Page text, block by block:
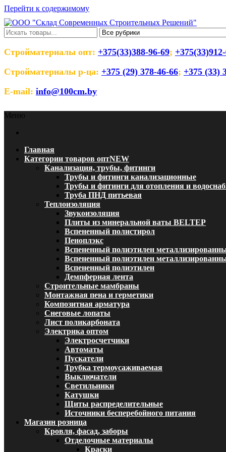
Перейти к содержимому
ООО "Склад Современных
Оптовый магазин строительных материалов
Стройматериалы опт: +375(33)388-96-69;
Стройматериалы р-ца: +375 (29) 378-46-66; +375 (33)
E-mail: info@100cm.by
Меню
Главная
Категории товаров оптNEW
Канализация, трубы, фитинги
Трубы и фитинги канализационные
Трубы и фитинги для отопления и
Труба ПНД питьевая
Теплоизоляция
Звукоизоляция
Плиты из минеральной ваты BELTEP
Вспененный полистирол
Пеноплэкс
Вспененный полиэтилен
Вспененный полиэтилен
Вспененный полиэтилен
Демпферная лента
Строительные мамбраны
Монтажная пена и герметики
Композитная арматура
Снеговые лопаты
Лист поликарбоната
Электрика оптом
Электросчетчики
Автоматы
Пускатели
Трубка термоусаживаемая
Выключатели
Светильники
Катушки
Щиты распределительные
Источники бесперебойного питания
Магазин розница
Кровля, фасад, заборы
Отделочные материалы
Краски